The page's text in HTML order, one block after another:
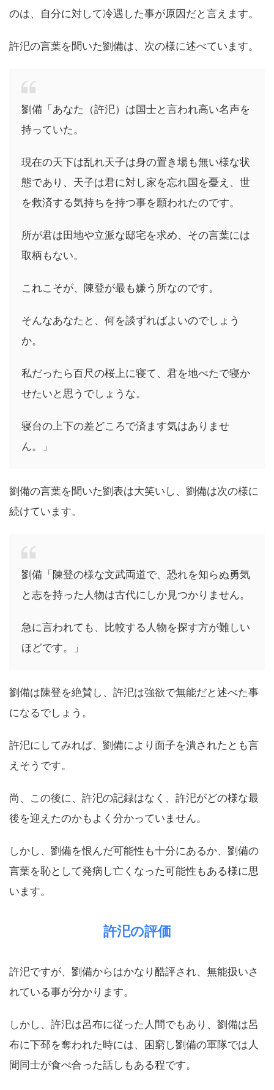
のは、自分に対して冷遇した事が原因だと言えます。
許汜の言葉を聞いた劉備は、次の様に述べています。
劉備「あなた（許汜）は国士と言われ高い名声を
持っていた。
現在の天下は乱れ天子は身の置き場も無い様な状
態であり、天子は君に対し家を忘れ国を憂え、世
を救済する気持ちを持つ事を願われたのです。
所が君は田地や立派な邸宅を求め、その言葉には
取柄もない。
これこそが、陳登が最も嫌う所なのです。
そんなあなたと、何を談ずればよいのでしょう
か。
私だったら百尺の桜上に寝て、君を地べたで寝か
せたいと思うでしょうな。
寝台の上下の差どころで済ます気はありませ
ん。」
劉備の言葉を聞いた劉表は大笑いし、劉備は次の様に
続けています。
劉備「陳登の様な文武両道で、恐れを知らぬ勇気
と志を持った人物は古代にしか見つかりません。
急に言われても、比較する人物を探す方が難しい
ほどです。」
劉備は陳登を絶賛し、許汜は強欲で無能だと述べた事
になるでしょう。
許汜にしてみれば、劉備により面子を潰されたとも言
えそうです。
尚、この後に、許汜の記録はなく、許汜がどの様な最
後を迎えたのかもよく分かっていません。
しかし、劉備を恨んだ可能性も十分にあるか、劉備の
言葉を恥として発病し亡くなった可能性もある様に思
います。
許汜の評価
許汜ですが、劉備からはかなり酷評され、無能扱いさ
れている事が分かります。
しかし、許汜は呂布に従った人間でもあり、劉備は呂
布に下邳を奪われた時には、困窮し劉備の軍隊では人
間同士が食べ合った話しもある程です。